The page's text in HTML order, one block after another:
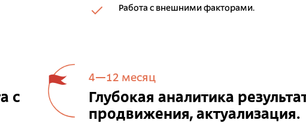
Работа с внешними факторами.
с
4—12 месяц
Глубокая аналитика
продвижения, актуализация.